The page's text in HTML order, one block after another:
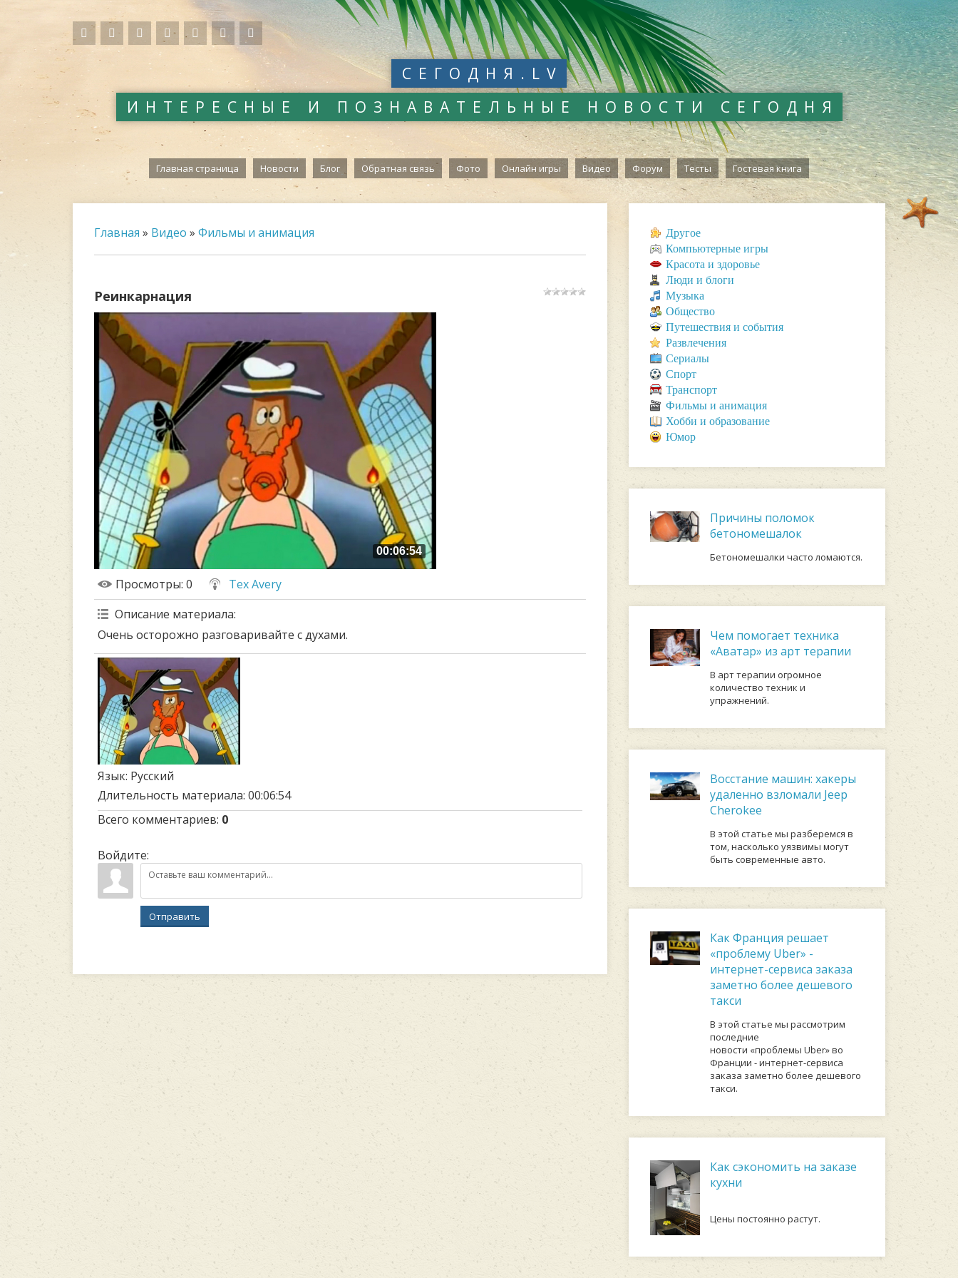
СЕГОДНЯ.LV
ИНТЕРЕСНЫЕ И ПОЗНАВАТЕЛЬНЫЕ НОВОСТИ СЕГОДНЯ
Главная страница Новости Блог Обратная связь Фото Онлайн игры Видео Форум Тесты Гостевая книга
Главная » Видео » Фильмы и анимация
Реинкарнация
00:06:54
Просмотры: 0
Tex Avery
Описание материала:
Очень осторожно разговаривайте с духами.
Язык: Русский
Длительность материала: 00:06:54
Всего комментариев: 0
Войдите:
Отправить
Другое
Компьютерные игры
Красота и здоровье
Люди и блоги
Музыка
Общество
Путешествия и события
Развлечения
Сериалы
Спорт
Транспорт
Фильмы и анимация
Хобби и образование
Юмор
Причины поломок
бетономешалок
Бетономешалки часто ломаются.
Чем помогает техника
«Аватар» из арт терапии
В арт терапии огромное
количество техник и
упражнений.
Восстание машин: хакеры
удаленно взломали Jeep
Cherokee
В этой статье мы разберемся в
том, насколько уязвимы могут
быть современные авто.
Как Франция решает
«проблему Uber» -
интернет-сервиса заказа
заметно более дешевого
такси
В этой статье мы рассмотрим
последние
новости «проблемы Uber» во
Франции - интернет-сервиса
заказа заметно более дешевого
такси.
Как сэкономить на заказе
кухни
Цены постоянно растут.